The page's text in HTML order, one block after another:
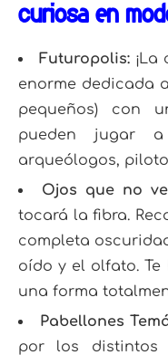
curiosa en
Futuropolis: ¡La
enorme dedicada
pequeños) con
pueden jugar a
arqueólogos,
Ojos que no
tocará la fibra.
completa
oído y el olfato.
una forma
Pabellones
por los distintos